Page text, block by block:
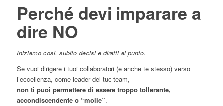
Perché devi imparare a
dire NO
Iniziamo cosi, subito decisi e diretti al punto.
Se vuoi dirigere i tuoi collaboratori (e anche te stesso) verso
l’eccellenza, come leader del tuo team,
non ti puoi permettere di essere troppo tollerante,
accondiscendente o “molle”.